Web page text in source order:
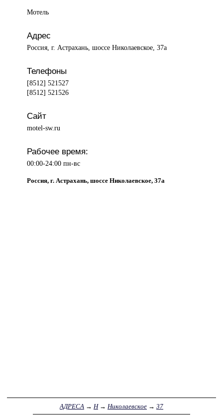
Мотель
Адрес
Россия, г. Астрахань, шоссе Николаевское, 37а
Телефоны
[8512] 521527
[8512] 521526
Сайт
motel-sw.ru
Рабочее время:
00:00-24:00 пн-вс
Россия, г. Астрахань, шоссе Николаевское, 37а
АДРЕСА → Н→ Николаевское → 37